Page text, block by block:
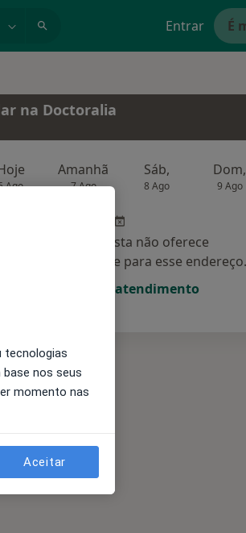
Entrar É
na Doctoralia
Ago
Amanhã
7 Ago
Sáb,
8 Ago
Dom,
9 Ago
Esse especialista não oferece
agendamento online para esse endereço.
Solicite um atendimento
tecnologias
nos seus
momento nas
Aceitar